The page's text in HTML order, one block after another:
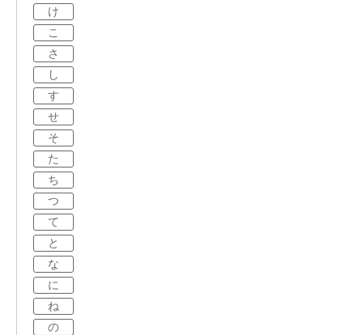
け
こ
さ
し
す
せ
そ
た
ち
つ
て
と
な
に
ね
の